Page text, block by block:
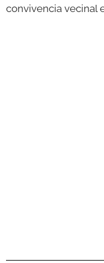
convivencia vecinal